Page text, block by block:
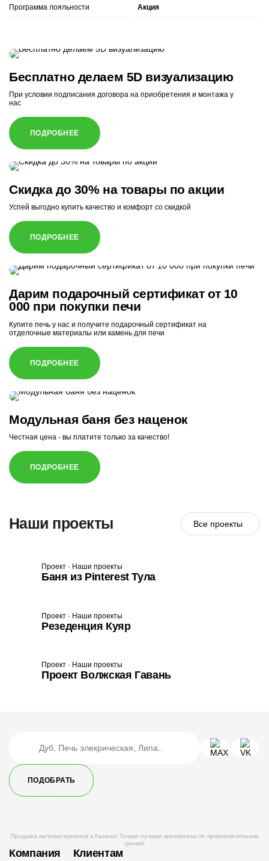
Программа лояльности Акция
Бесплатно делаем 5D визуализацию
При условии подписания договора на приобретения и монтажа у
нас
ПОДРОБНЕЕ
Скидка до 30% на товары по акции
Успей выгодно купить качество и комфорт со скидкой
ПОДРОБНЕЕ
Дарим подарочный сертификат от 10
000 при покупки печи
Купите печь у нас и получите подарочный сертификат на
отделочные материалы или камень для печи
ПОДРОБНЕЕ
Модульная баня без наценок
Честная цена - вы платите только за качество!
ПОДРОБНЕЕ
Наши проекты Все проекты
Проект · Наши проекты
Баня из Pinterest Тула
Проект · Наши проекты
Резеденция Куяр
Проект · Наши проекты
Проект Волжская Гавань
ПОДОБРАТЬ
Продажа пиломатериалов в Казани! Только лучшие материалы по привлекательным
ценам!
Компания Клиентам